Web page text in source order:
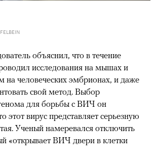
объяснил, что в течение
исследования на мышах и
на человеческих эмбрионах, и даже
свой метод. Выбор
для борьбы с ВИЧ он
этот вирус представляет серьезную
Ученый намеревался отключить
«открывает ВИЧ двери в клетки